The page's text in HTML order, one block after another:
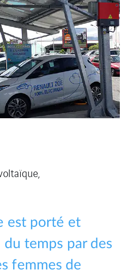
est porté et
temps par des
femmes de